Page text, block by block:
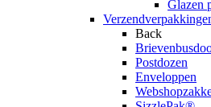
Glazen
Back
Postdozen
Enveloppen